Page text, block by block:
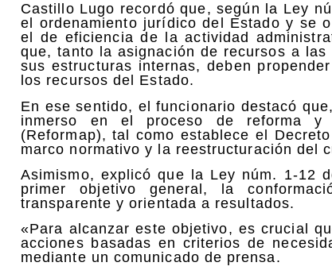
Castillo Lugo recordó que, según la Ley
el ordenamiento jurídico del Estado y se
el de eficiencia de la actividad
que, tanto la asignación de recursos a
sus estructuras internas, deben
los recursos del Estado.
En ese sentido, el funcionario destacó
inmerso en el proceso de reforma y
(Reformap), tal como establece el
marco normativo y la reestructuración del
Asimismo, explicó que la Ley núm. 1-12
primer objetivo general, la
transparente y orientada a resultados.
«Para alcanzar este objetivo, es crucial
acciones basadas en criterios de
mediante un comunicado de prensa.